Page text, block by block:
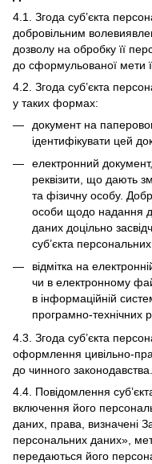
4.1. Згода суб’єкта
добровільним
дозволу на обробку її
до сформульованої мети
4.2. Згода суб’єкта
у таких формах:
документ на
ідентифікувати цей
електронний
реквізити, що дають
та фізичну особу.
особи щодо надання
даних доцільно
суб’єкта
відмітка на
чи в електронному
в інформаційній
програмно-технічних
4.3. Згода суб’єкта
оформлення цивільно-
до чинного законодавства.
4.4. Повідомлення
включення його
даних, права, визначені
персональних даних»,
передаються його